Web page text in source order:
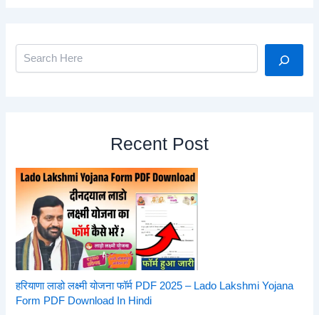
Recent Post
हरियाणा लाडो लक्ष्मी योजना फॉर्म PDF 2025 – Lado Lakshmi Yojana
Form PDF Download In Hindi